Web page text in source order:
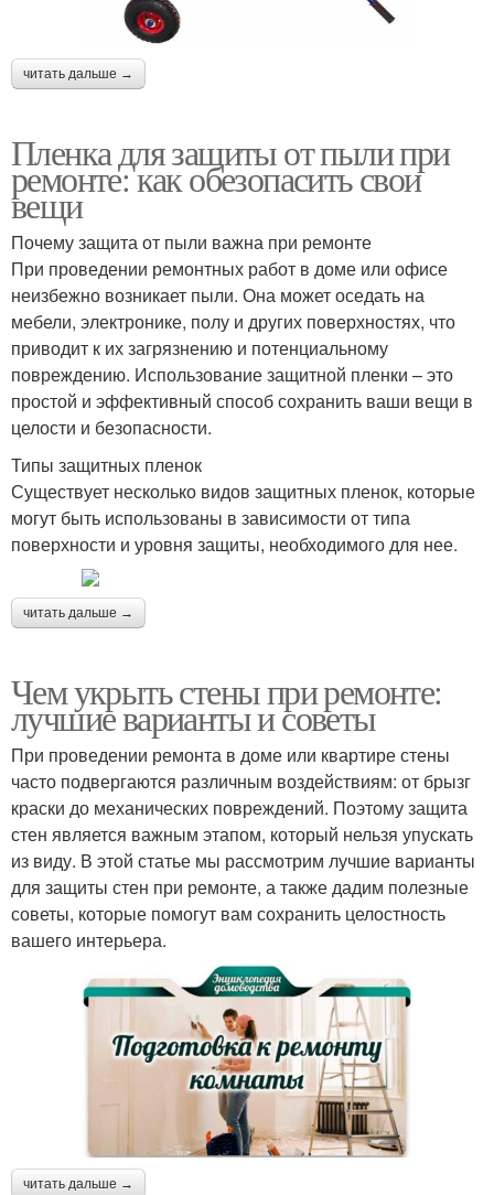
читать дальше →
Пленка для защиты от пыли при
ремонте: как обезопасить свои
вещи
Почему защита от пыли важна при ремонте
При проведении ремонтных работ в доме или офисе
неизбежно возникает пыли. Она может оседать на
мебели, электронике, полу и других поверхностях, что
приводит к их загрязнению и потенциальному
повреждению. Использование защитной пленки – это
простой и эффективный способ сохранить ваши вещи в
целости и безопасности.
Типы защитных пленок
Существует несколько видов защитных пленок, которые
могут быть использованы в зависимости от типа
поверхности и уровня защиты, необходимого для нее.
читать дальше →
Чем укрыть стены при ремонте:
лучшие варианты и советы
При проведении ремонта в доме или квартире стены
часто подвергаются различным воздействиям: от брызг
краски до механических повреждений. Поэтому защита
стен является важным этапом, который нельзя упускать
из виду. В этой статье мы рассмотрим лучшие варианты
для защиты стен при ремонте, а также дадим полезные
советы, которые помогут вам сохранить целостность
вашего интерьера.
читать дальше →